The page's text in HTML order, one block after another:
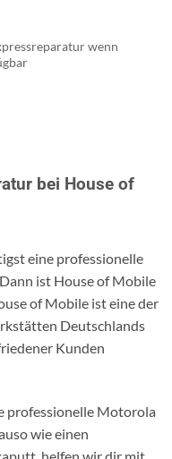
wenn
bei House of
eine professionelle
ist House of Mobile
of Mobile ist eine der
Deutschlands
Kunden
professionelle Motorola
wie einen